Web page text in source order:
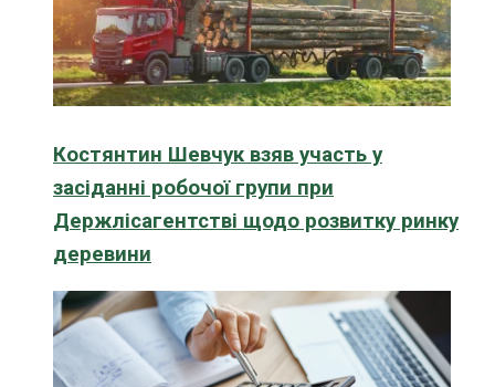
Костянтин Шевчук взяв участь у
засіданні робочої групи при
Держлісагентстві щодо розвитку ринку
деревини